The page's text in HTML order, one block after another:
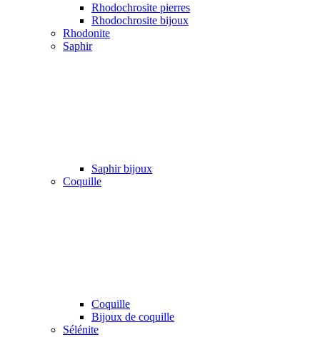
Rhodochrosite pierres
Rhodochrosite bijoux
Rhodonite
Saphir
Saphir bijoux
Coquille
Coquille
Bijoux de coquille
Sélénite